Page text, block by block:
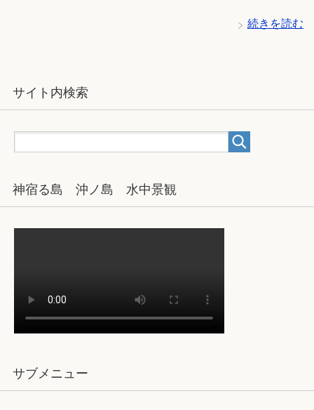
続きを読む
サイト内検索
神宿る島 沖ノ島 水中景観
サブメニュー